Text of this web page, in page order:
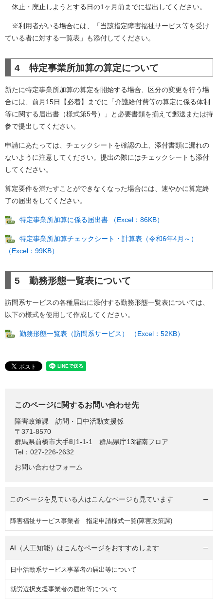
休止・廃止しようとする日の1ヶ月前までに提出してください。
※利用者がいる場合には、「当該指定障害福祉サービス等を受け
ている者に対する一覧表」も添付してください。
4 特定事業所加算の算定について
新たに特定事業所加算の算定を開始する場合、区分の変更を行う場
合には、前月15日【必着】までに「介護給付費等の算定に係る体制
等に関する届出書（様式第5号）」と必要書類を揃えて郵送または持
参で提出してください。
申請にあたっては、チェックシートを確認の上、添付書類に漏れの
ないように注意してください。提出の際にはチェックシートも添付
してください。
算定要件を満たすことができなくなった場合には、速やかに算定終
了の届出をしてください。
特定事業所加算に係る届出書 （Excel：86KB）
特定事業所加算チェックシート・計算表（令和6年4月～）
（Excel：99KB）
5 勤務形態一覧表について
訪問系サービスの各種届出に添付する勤務形態一覧表については、
以下の様式を使用して作成してください。
勤務形態一覧表（訪問系サービス） （Excel：52KB）
このページに関するお問い合わせ先
障害政策課
訪問・日中活動支援係
〒371-8570
群馬県前橋市大手町1-1-1 群馬県庁13階南フロア
Tel：027-226-2632
お問い合わせフォーム
このページを見ている人はこんなページも見ています
障害福祉サービス事業者 指定申請様式一覧(障害政策課)
AI（人工知能）はこんなページをおすすめします
日中活動系サービス事業者の届出等について
就労選択支援事業者の届出等について